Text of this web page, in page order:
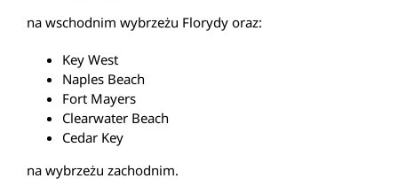
na wschodnim wybrzeżu Florydy oraz:
Key West
Naples Beach
Fort Mayers
Clearwater Beach
Cedar Key
na wybrzeżu zachodnim.